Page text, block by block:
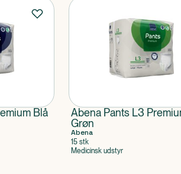
Blå
Abena Pants L3
Grøn
Abena
15 stk
Medicinsk udstyr